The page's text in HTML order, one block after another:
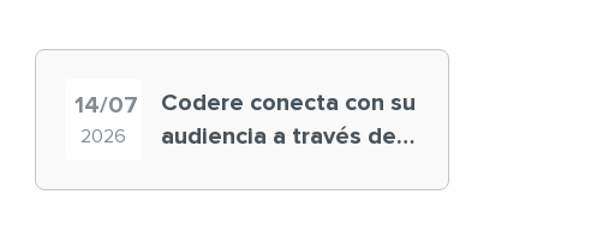
14/07
2026
Codere conecta con su
audiencia a través de